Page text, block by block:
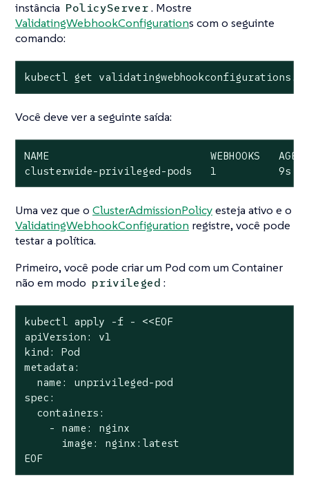
instância PolicyServer. Mostre
ValidatingWebhookConfigurations com o seguinte
comando:
kubectl get
Você deve ver a seguinte saída:
NAME                          WEBHOOKS   AGE
clusterwide-privileged-pods   1          9s
Uma vez que o ClusterAdmissionPolicyesteja ativo e o
ValidatingWebhookConfiguration registre, você pode
testar a política.
Primeiro, você pode criar um Pod com um Container
não em modo privileged :
kubectl apply -f - <<EOF
apiVersion: v1
kind: Pod
metadata:
  name: unprivileged-pod
spec:
  containers:
    - name: nginx
      image: nginx:latest
EOF